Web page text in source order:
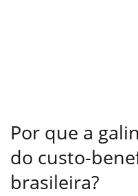
Por que a
do custo-
brasileira?